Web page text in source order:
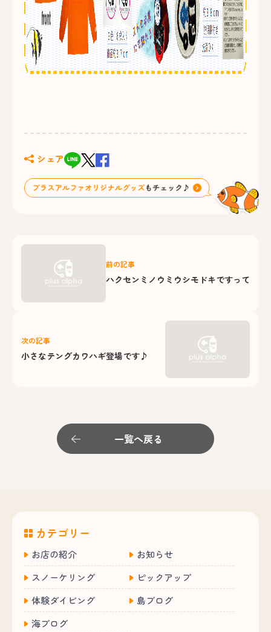
シェア
前の記事
ハクセンミノウミウシモドキですって
次の記事
小さなテングカワハギ登場です♪
一覧へ戻る
カテゴリー
お店の紹介
お知らせ
スノーケリング
ピックアップ
体験ダイビング
島ブログ
海ブログ